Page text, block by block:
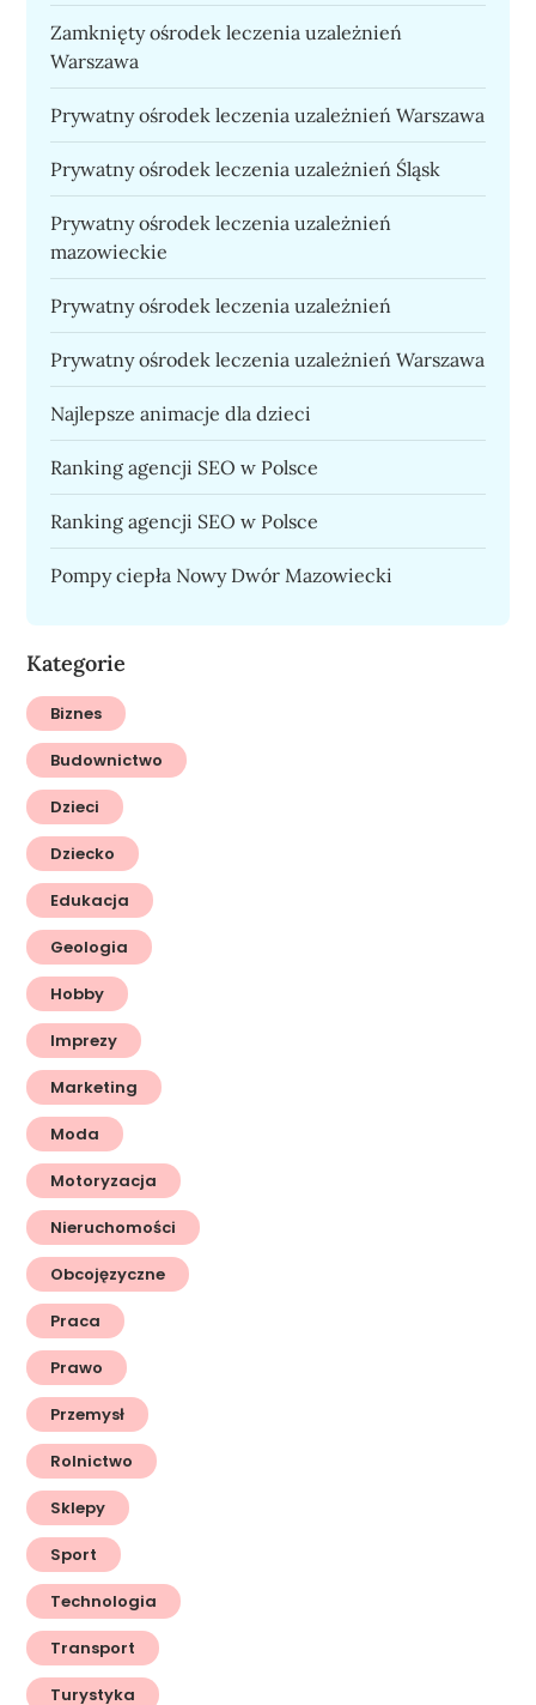
Zamknięty ośrodek leczenia uzależnień
Warszawa
Prywatny ośrodek leczenia uzależnień Warszawa
Prywatny ośrodek leczenia uzależnień Śląsk
Prywatny ośrodek leczenia uzależnień
mazowieckie
Prywatny ośrodek leczenia uzależnień
Prywatny ośrodek leczenia uzależnień Warszawa
Najlepsze animacje dla dzieci
Ranking agencji SEO w Polsce
Ranking agencji SEO w Polsce
Pompy ciepła Nowy Dwór Mazowiecki
Kategorie
Biznes
Budownictwo
Dzieci
Dziecko
Edukacja
Geologia
Hobby
Imprezy
Marketing
Moda
Motoryzacja
Nieruchomości
Obcojęzyczne
Praca
Prawo
Przemysł
Rolnictwo
Sklepy
Sport
Technologia
Transport
Turystyka